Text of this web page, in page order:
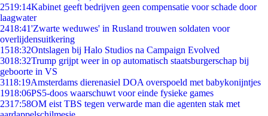
2519:14Kabinet geeft bedrijven geen compensatie voor schade door
laagwater
2418:41'Zwarte weduwes' in Rusland trouwen soldaten voor
overlijdensuitkering
1518:32Ontslagen bij Halo Studios na Campaign Evolved
3018:32Trump grijpt weer in op automatisch staatsburgerschap bij
geboorte in VS
3118:19Amsterdams dierenasiel DOA overspoeld met babykonijntjes
1918:06PS5-doos waarschuwt voor einde fysieke games
2317:58OM eist TBS tegen verwarde man die agenten stak met